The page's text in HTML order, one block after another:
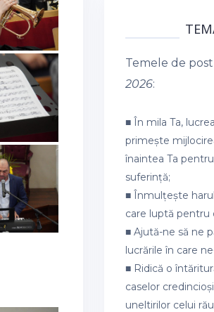
Temele de
2026:
■ În mila Ta,
primește
înaintea Ta
suferință;
■ Înmulțește
care luptă pentru
■ Ajută-ne să ne
lucrările în care
■ Ridică o
caselor
uneltirilor celui